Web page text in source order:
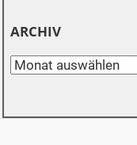
ARCHIV
Archiv